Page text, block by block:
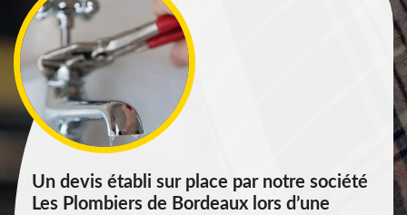
Un devis établi sur place par notre société
Les Plombiers de Bordeaux lors d’une